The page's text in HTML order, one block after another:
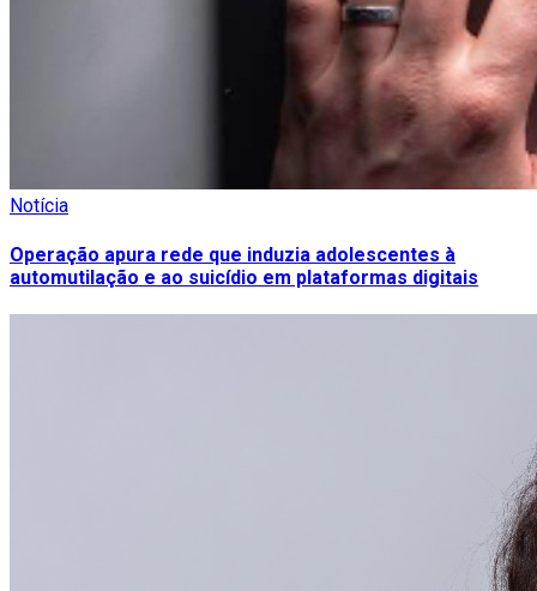
Notícia
Operação apura rede que induzia adolescentes à
automutilação e ao suicídio em plataformas digitais